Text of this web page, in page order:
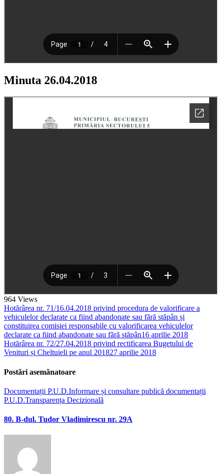
Minuta 26.04.2018
964 Views
Hotărârea nr. 71/16.04.2018 privind procedura de valorificare a
vehiculelor declarate ca fiind abandonate sau fără stăpân și
constituirea comisiei responsabile cu valorificarea vehiculelor
declarate ca fiind abandonate sau fără stăpân16 aprilie 2018
Hotărârea nr. 72/27.04.2018 privind rectificarea Bugetului de
Venituri și Cheltuieli pe anul 201827 aprilie 2018
Postări asemănatoare
Documentații P.U.D.Informare și consultare publică documentații
P.U.D.Transparența Decizională
80. B-dul. Tudor Vladimirescu nr. 29A